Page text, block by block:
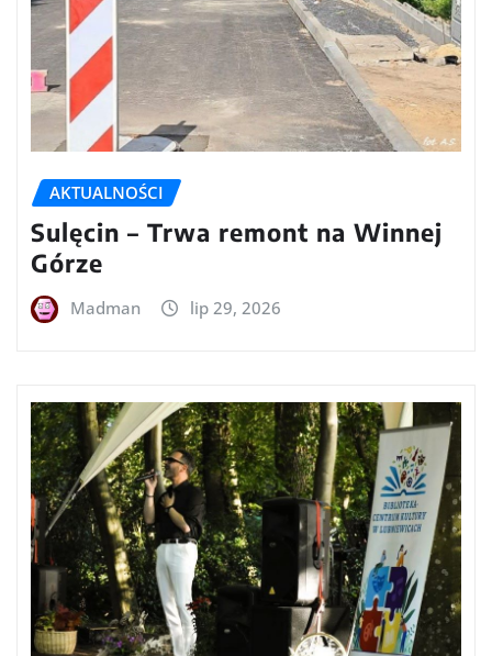
AKTUALNOŚCI
Sulęcin – Trwa remont na Winnej
Górze
Madman lip 29, 2026